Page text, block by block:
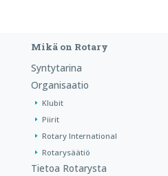
Mikä on Rotary
Syntytarina
Organisaatio
Klubit
Piirit
Rotary International
Rotarysäätiö
Tietoa Rotarysta